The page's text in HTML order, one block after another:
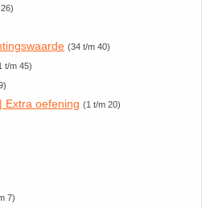
(34 t/m 40)
t/m 45)
Extra oefening (1 t/m 20)
7)
verbanden
met formules